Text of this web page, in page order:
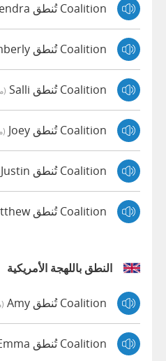
Coalition تُنطق Kendra
Coalition تُنطق Kimberly
Coalition تُنطق Salli
Coalition تُنطق Joey
Coalition تُنطق Justin
Coalition تُنطق Matthew
النطق باللهجة الأمريكية
Coalition تُنطق Amy
Coalition تُنطق Emma